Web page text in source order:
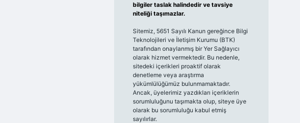
bilgiler taslak halindedir ve tavsiye
niteliği taşımazlar.
Sitemiz, 5651 Sayılı Kanun gereğince Bilgi
Teknolojileri ve İletişim Kurumu (BTK)
tarafından onaylanmış bir Yer Sağlayıcı
olarak hizmet vermektedir. Bu nedenle,
sitedeki içerikleri proaktif olarak
denetleme veya araştırma
yükümlülüğümüz bulunmamaktadır.
Ancak, üyelerimiz yazdıkları içeriklerin
sorumluluğunu taşımakta olup, siteye üye
olarak bu sorumluluğu kabul etmiş
sayılırlar.